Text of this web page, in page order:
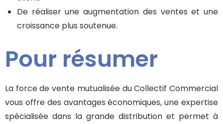
De réaliser une augmentation des ventes et une
croissance plus soutenue.
Pour résumer
La force de vente mutualisée du Collectif Commercial
vous offre des avantages économiques, une expertise
spécialisée dans la grande distribution et permet à